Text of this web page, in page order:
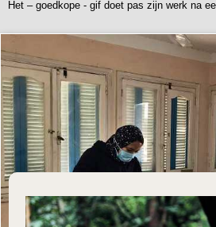
Het – goedkope - gif doet pas zijn werk na